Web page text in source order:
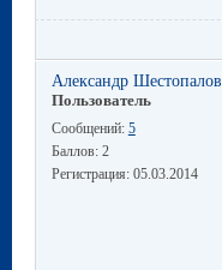
Александр Шестопалов
Пользователь
Сообщений: 5
Баллов: 2
Регистрация: 05.03.2014